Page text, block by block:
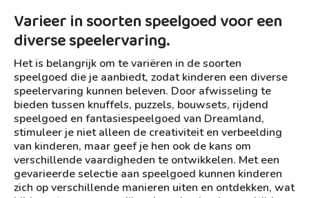
Varieer in soorten speelgoed voor een
diverse speelervaring.
Het is belangrijk om te variëren in de soorten
speelgoed die je aanbiedt, zodat kinderen een diverse
speelervaring kunnen beleven. Door afwisseling te
bieden tussen knuffels, puzzels, bouwsets, rijdend
speelgoed en fantasiespeelgoed van Dreamland,
stimuleer je niet alleen de creativiteit en verbeelding
van kinderen, maar geef je hen ook de kans om
verschillende vaardigheden te ontwikkelen. Met een
gevarieerde selectie aan speelgoed kunnen kinderen
zich op verschillende manieren uiten en ontdekken, wat